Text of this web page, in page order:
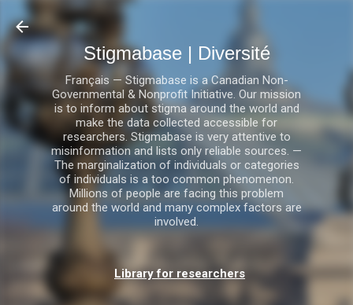
Stigmabase | Diversité
Français — Stigmabase is a Canadian Non-
Governmental & Nonprofit Initiative. Our mission
is to inform about stigma around the world and
make the data collected accessible for
researchers. Stigmabase is very attentive to
misinformation and lists only reliable sources. —
The marginalization of individuals or categories
of individuals is a too common phenomenon.
Millions of people are facing this problem
around the world and many complex factors are
involved.
Library for researchers